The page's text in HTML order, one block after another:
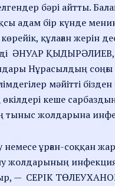
бәрі айтты.
адам бір күнде
құлаған жерін
ӘНУАР
Нұрасылдың соңғы
мәйітті
өкілдері кеше
тыныс жолдарына
ұрған-соққан
жолдарының
— СЕРІК